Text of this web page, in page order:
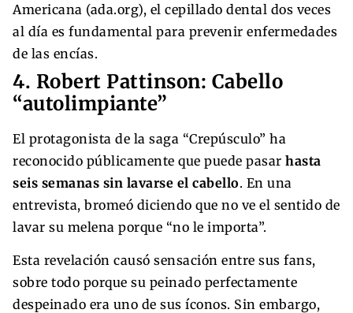
Americana (ada.org), el cepillado dental dos veces
al día es fundamental para prevenir enfermedades
de las encías.
4. Robert Pattinson: Cabello
“autolimpiante”
El protagonista de la saga “Crepúsculo” ha
reconocido públicamente que puede pasar hasta
seis semanas sin lavarse el cabello. En una
entrevista, bromeó diciendo que no ve el sentido de
lavar su melena porque “no le importa”.
Esta revelación causó sensación entre sus fans,
sobre todo porque su peinado perfectamente
despeinado era uno de sus íconos. Sin embargo,